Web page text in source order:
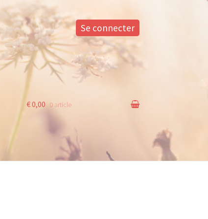
Se connecter
€ 0,00 0 article